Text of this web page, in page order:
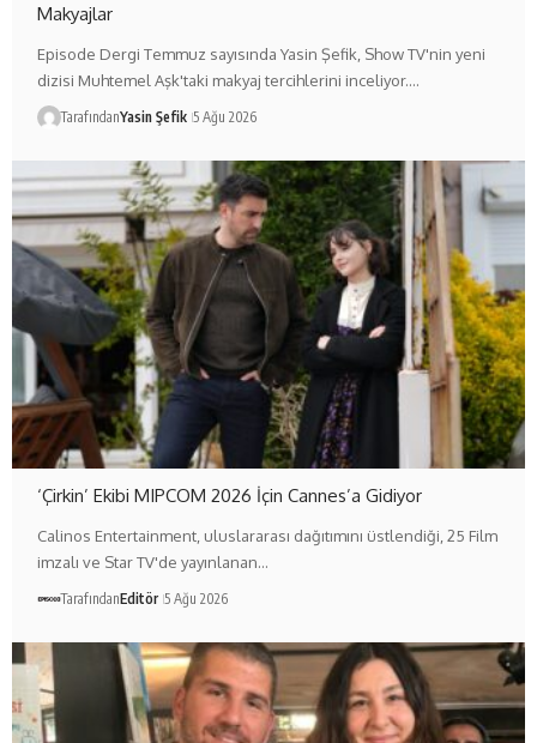
Makyajlar
Episode Dergi Temmuz sayısında Yasin Şefik, Show TV'nin yeni
dizisi Muhtemel Aşk'taki makyaj tercihlerini inceliyor.…
TarafındanYasin Şefik 5 Ağu 2026
‘Çirkin’ Ekibi MIPCOM 2026 İçin Cannes’a Gidiyor
Calinos Entertainment, uluslararası dağıtımını üstlendiği, 25 Film
imzalı ve Star TV'de yayınlanan…
TarafındanEditör 5 Ağu 2026